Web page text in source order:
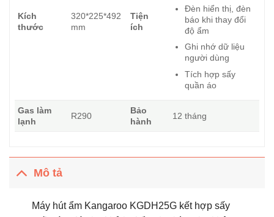
Kích
thước
320*225*492
mm
Tiện
ích
Đèn hiển thị, đèn
báo khi thay đổi
độ ẩm
Ghi nhớ dữ liệu
người dùng
Tích hợp sấy
quần áo
Gas làm
lạnh
R290
Bảo
hành
12 tháng
Mô tả
Máy hút ẩm Kangaroo KGDH25G kết hợp sấy